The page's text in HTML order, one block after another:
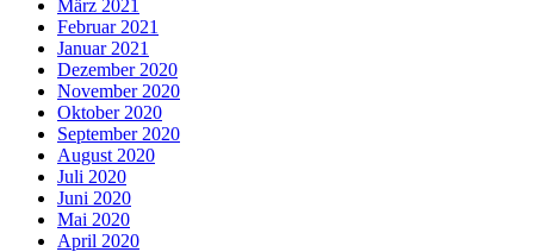
März 2021
Februar 2021
Januar 2021
Dezember 2020
November 2020
Oktober 2020
September 2020
August 2020
Juli 2020
Juni 2020
Mai 2020
April 2020